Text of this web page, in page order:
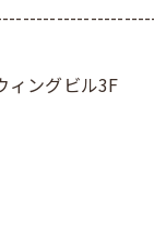
ィングビル3F